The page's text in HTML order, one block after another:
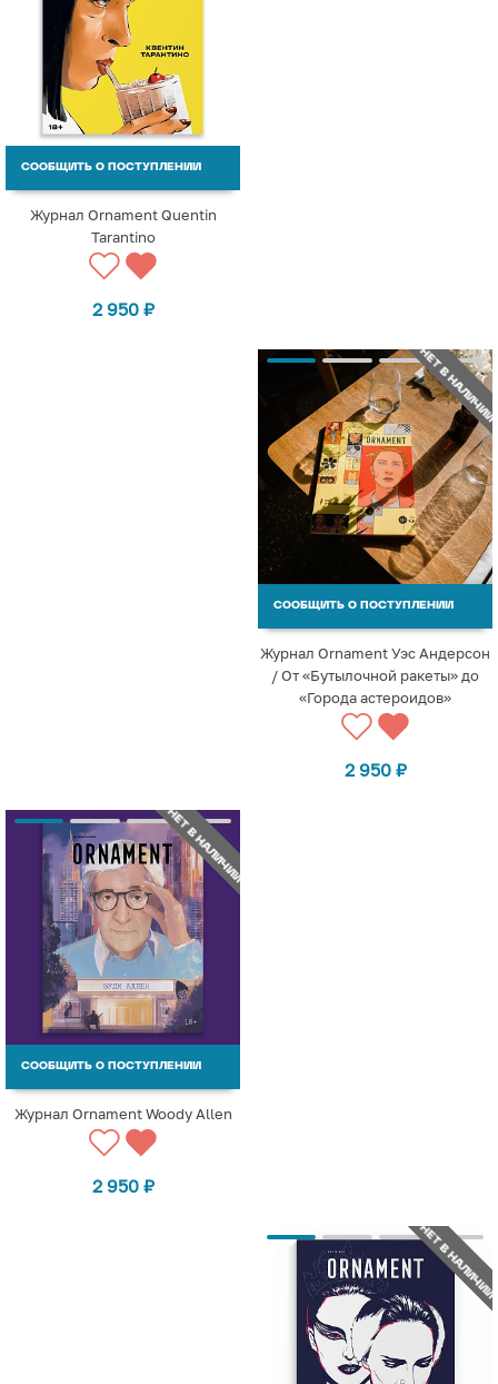
СООБЩИТЬ О ПОСТУПЛЕНИИ
Журнал Ornament Quentin
Tarantino
2 950 ₽
НЕТ В НАЛИЧИИ
СООБЩИТЬ О ПОСТУПЛЕНИИ
Журнал Ornament Уэс Андерсон
/ От «Бутылочной ракеты» до
«Города астероидов»
2 950 ₽
НЕТ В НАЛИЧИИ
СООБЩИТЬ О ПОСТУПЛЕНИИ
Журнал Ornament Woody Allen
2 950 ₽
НЕТ В НАЛИЧИИ